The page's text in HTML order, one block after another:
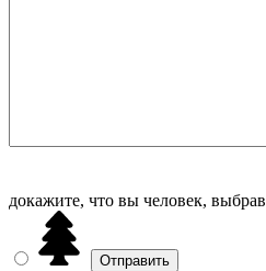
докажите, что вы человек, выбрав